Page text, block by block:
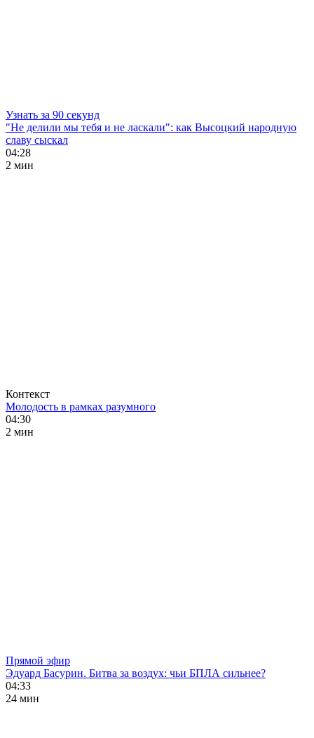
Узнать за 90 секунд
"Не делили мы тебя и не ласкали": как Высоцкий народную
славу сыскал
04:28
2 мин
Контекст
Молодость в рамках разумного
04:30
2 мин
Прямой эфир
Эдуард Басурин. Битва за воздух: чьи БПЛА сильнее?
04:33
24 мин